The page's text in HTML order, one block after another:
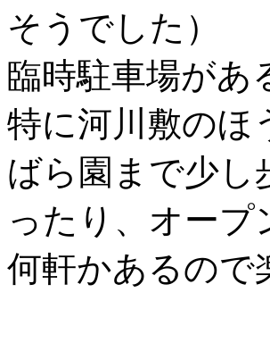
そうでした）
臨時駐車場があ
特に河川敷のほ
ばら園まで少し
ったり、オー
何軒かあるので